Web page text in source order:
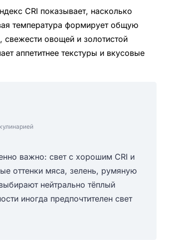
CRI показывает, насколько
температура формирует общую
овощей и золотистой
аппетитнее текстуры и вкусовые
важно: свет с хорошим CRI и
оттенки мяса, зелень, румяную
нейтрально тёплый
иногда предпочтителен свет